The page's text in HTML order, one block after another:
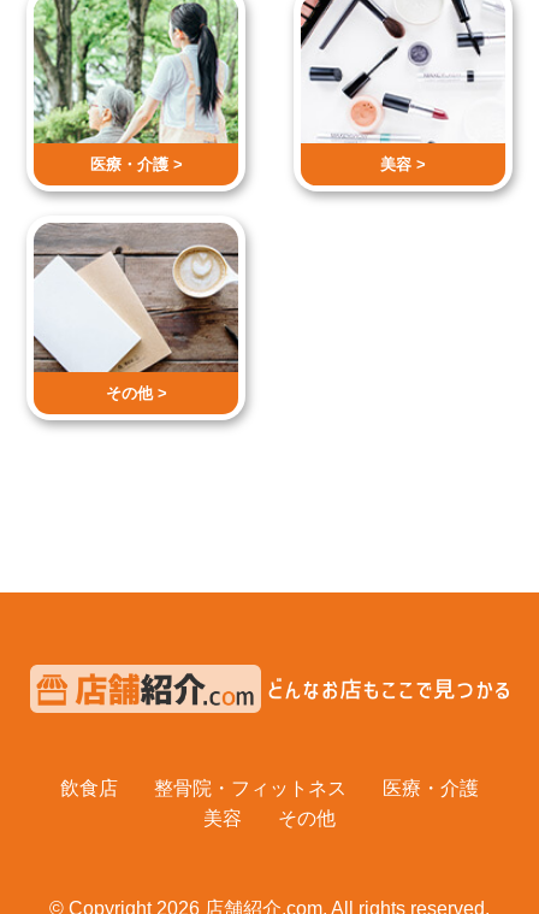
医療・介護 > 美容 >
その他 >
飲食店 整骨院・フィットネス
医療・介護
美容
その他
© Copyright 2026 店舗紹介.com. All rights reserved.